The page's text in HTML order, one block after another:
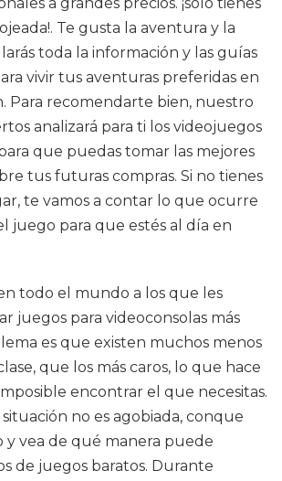
Te gusta la aventura y la
toda la información y las guías
vivir tus aventuras preferidas en
Para recomendarte bien, nuestro
analizará para ti los videojuegos
que puedas tomar las mejores
tus futuras compras. Si no tienes
te vamos a contar lo que ocurre
juego para que estés al día en
todo el mundo a los que les
juegos para videoconsolas más
es que existen muchos menos
que los más caros, lo que hace
encontrar el que necesitas.
no es agobiada, conque
y vea de qué manera puede
de juegos baratos. Durante